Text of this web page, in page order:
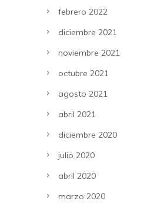
febrero 2022
diciembre 2021
noviembre 2021
octubre 2021
agosto 2021
abril 2021
diciembre 2020
julio 2020
abril 2020
marzo 2020